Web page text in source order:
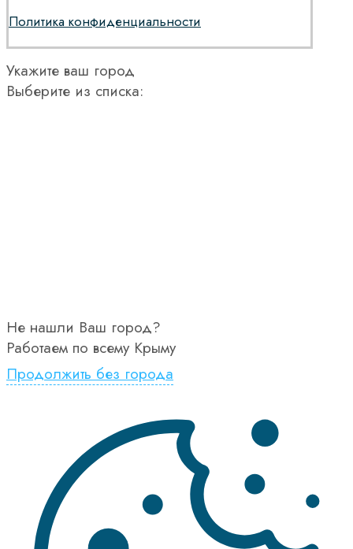
Политика конфиденциальности
Укажите ваш город
Выберите из списка:
Не нашли Ваш город?
Работаем по всему Крыму
Продолжить без города